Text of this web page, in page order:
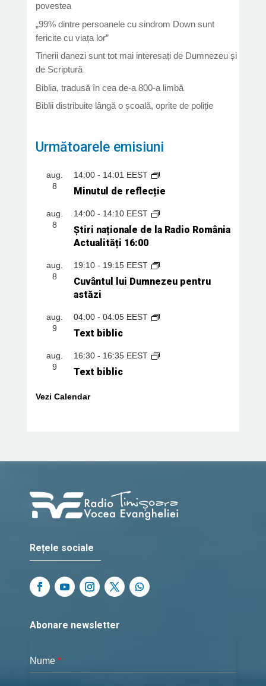
povestea
„99% dintre persoanele cu sindrom Down sunt
fericite cu viața lor”
Tinerii danezi sunt tot mai interesați de Dumnezeu și
de Scriptură
Biblia, tradusă în cea de-a 800-a limbă
Biblii distribuite lângă o școală, oprite de poliție
Următoarele emisiuni
aug.
8
14:00- 14:01 EEST
Minutul de reflecție
aug.
8
14:00- 14:10 EEST
Știri naționale de la Radio România
Actualități 16:00
aug.
8
19:10- 19:15 EEST
Cuvântul lui Dumnezeu pentru
astăzi
aug.
9
04:00- 04:05 EEST
Text biblic
aug.
9
16:30- 16:35 EEST
Text biblic
Vezi Calendar
Rețele sociale
Abonare newsletter
Nume *